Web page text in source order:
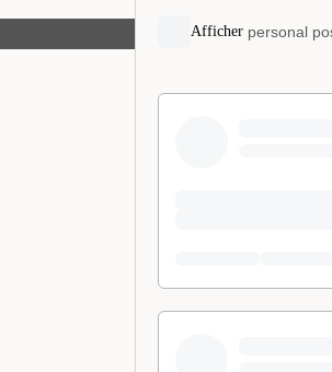
Open
Afficher personal